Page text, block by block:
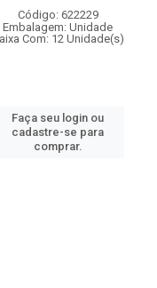
Código: 622229
Embalagem: Unidade
Com: 12 Unidade(s)
Faça seu login ou
cadastre-se para
comprar.